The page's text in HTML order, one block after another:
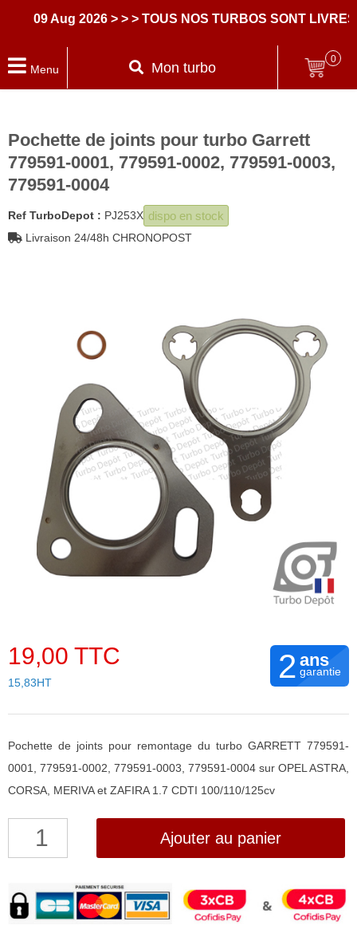
09 Aug 2026 > > > TOUS NOS TURBOS SONT LIVRES
Menu Mon turbo
0
Pochette de joints pour turbo Garrett
779591-0001, 779591-0002, 779591-0003,
779591-0004
Ref TurboDepot : PJ253X dispo en stock
Livraison 24/48h CHRONOPOST
19,00 TTC
15,83HT 2 ans
garantie
Pochette de joints pour remontage du turbo GARRETT 779591-
0001, 779591-0002, 779591-0003, 779591-0004 sur OPEL ASTRA,
CORSA, MERIVA et ZAFIRA 1.7 CDTI 100/110/125cv
quantité
de
joints
Ajouter au panier